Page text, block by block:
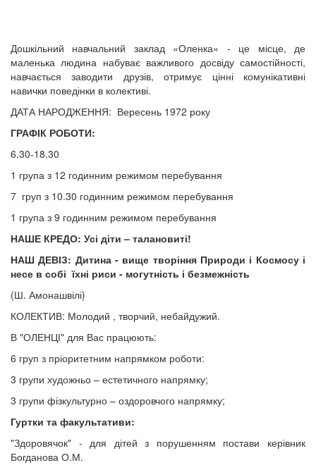
Дошкільний навчальний заклад «Оленка» - це місце, де
маленька людина набуває важливого досвіду самостійності,
навчається заводити друзів, отримує цінні комунікативні
навички поведінки в колективі.
ДАТА НАРОДЖЕННЯ: Вересень 1972 року
ГРАФІК РОБОТИ:
6.30-18.30
1 група з 12 годинним режимом перебування
7 груп з 10.30 годинним режимом перебування
1 група з 9 годинним режимом перебування
НАШЕ КРЕДО: Усі діти – талановиті!
НАШ ДЕВІЗ: Дитина - вище творіння Природи і Космосу і
несе в собі їхні риси - могутність і безмежність
(Ш. Амонашвілі)
КОЛЕКТИВ: Молодий , творчий, небайдужий.
В "ОЛЕНЦІ" для Вас працюють:
6 груп з пріоритетним напрямком роботи:
3 групи художньо – естетичного напрямку;
3 групи фізкультурно – оздоровчого напрямку;
Гуртки та факультативи:
"Здоровячок" - для дітей з порушенням постави керівник
Богданова О.М.